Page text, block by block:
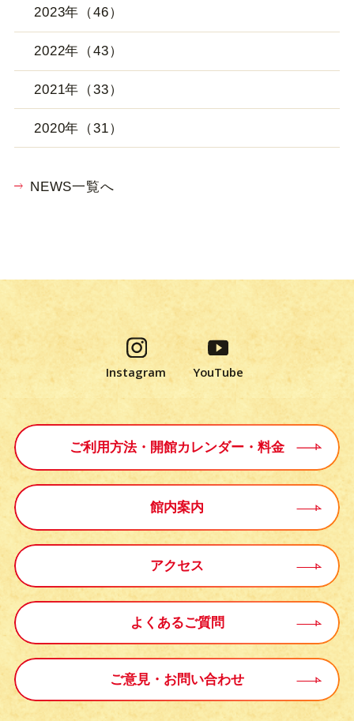
2023年（46）
2022年（43）
2021年（33）
2020年（31）
NEWS一覧へ
Instagram YouTube
ご利用方法・開館カレンダー・料金
館内案内
アクセス
よくあるご質問
ご意見・ お問い合わせ